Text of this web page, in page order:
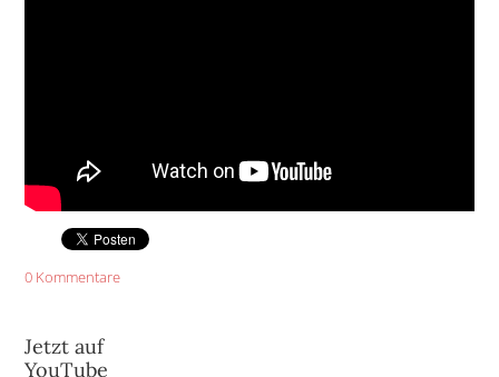
0 Kommentare
Jetzt auf
YouTube